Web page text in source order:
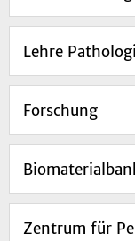
Lehre
Forschung
Zentrum für